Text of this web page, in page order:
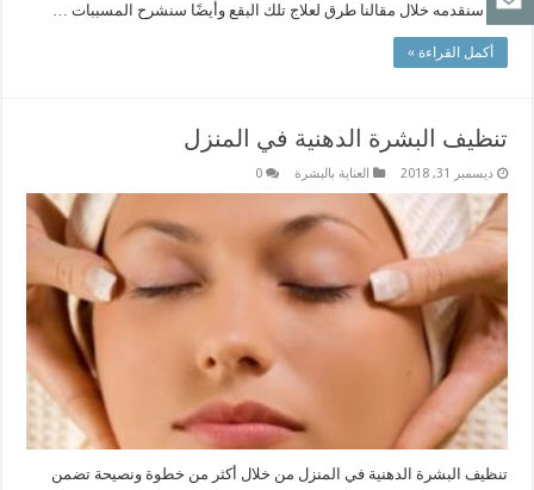
وما سنقدمه خلال مقالنا طرق لعلاج تلك البقع وأيضًا سنشرح المسببات …
أكمل القراءة »
تنظيف البشرة الدهنية في المنزل
ديسمبر 31, 2018 العناية بالبشرة 0
تنظيف البشرة الدهنية في المنزل من خلال أكثر من خطوة ونصيحة تضمن